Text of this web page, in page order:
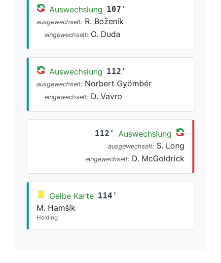
Auswechslung 107'
ausgewechselt: R. Boženík
eingewechselt: O. Duda
Auswechslung 112'
ausgewechselt: Norbert Gyömbér
eingewechselt: D. Vavro
112' Auswechslung
ausgewechselt: S. Long
eingewechselt: D. McGoldrick
Gelbe Karte 114'
M. Hamšík
Holding